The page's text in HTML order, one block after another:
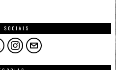
SOCIAIS